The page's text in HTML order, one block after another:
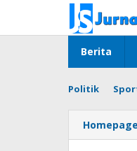
content
Berita
Politik
Homepage